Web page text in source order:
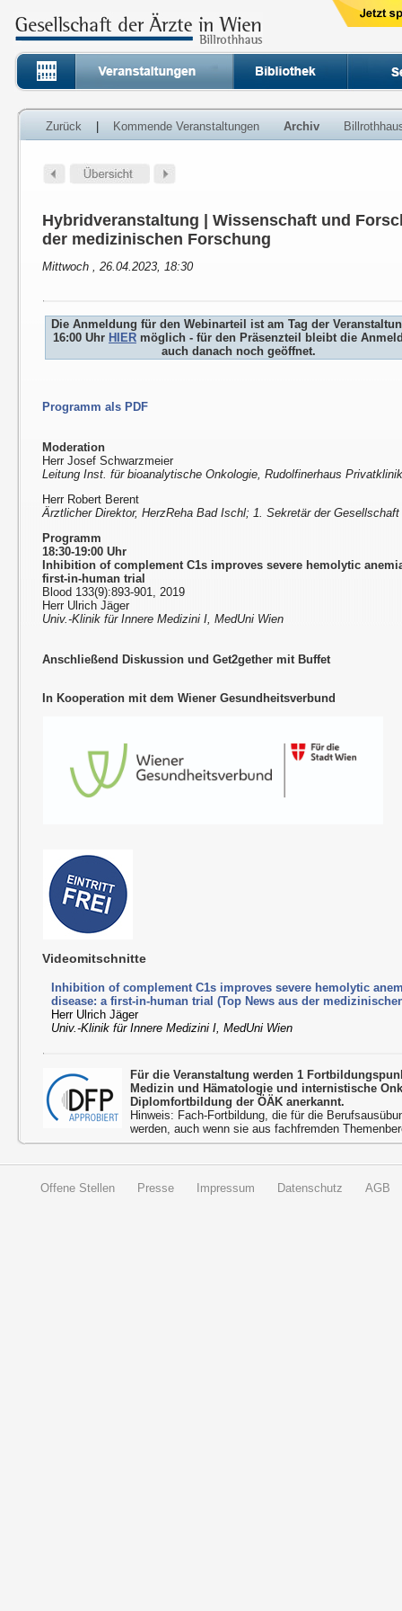
Zurück Kommende Veranstaltungen Archiv
Hybridveranstaltung | Wissenschaft und
der medizinischen Forschung
Mittwoch , 26.04.2023, 18:30
Die Anmeldung für den Webinarteil ist am Tag der
16:00 Uhr HIER möglich - für den Präsenzteil bleibt die
auch danach noch geöffnet.
Programm als PDF
Moderation
Herr Josef Schwarzmeier
Leitung Inst. für bioanalytische Onkologie, Rudolfinerhaus
Herr Robert Berent
Ärztlicher Direktor, HerzReha Bad Ischl; 1. Sekretär der
Programm
18:30-19:00 Uhr
Inhibition of complement C1s improves severe hemolytic
first-in-human trial
Blood 133(9):893-901, 2019
Herr Ulrich Jäger
Univ.-Klinik für Innere Medizini I, MedUni Wien
Anschließend Diskussion und Get2gether mit Buffet
In Kooperation mit dem Wiener Gesundheitsverbund
Videomitschnitte
Inhibition of complement C1s improves severe hemolytic
disease: a first-in-human trial (Top News aus der
Herr Ulrich Jäger
Univ.-Klinik für Innere Medizini I, MedUni Wien
Für die Veranstaltung werden 1
Medizin und Hämatologie und internistische
Diplomfortbildung der ÖÄK anerkannt.
Hinweis: Fach-Fortbildung, die für die
werden, auch wenn sie aus fachfremden
Offene Stellen Presse Impressum Datenschutz AGB